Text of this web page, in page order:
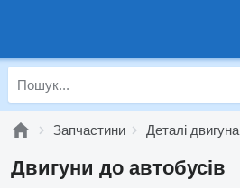
Запчастини Деталі двигуна
Двигуни до автобусів